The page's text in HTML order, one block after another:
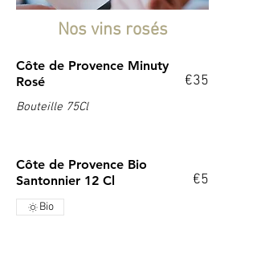
Nos vins rosés
Côte de Provence Minuty
Rosé
Bouteille 75Cl
€35
Côte de Provence Bio
Santonnier 12 Cl
€5
Bio